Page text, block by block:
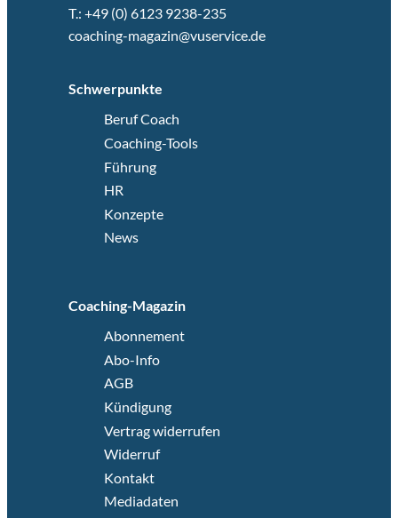
T.: +49 (0) 6123 9238-235
coaching-magazin@vuservice.de
Schwerpunkte
Beruf Coach
Coaching-Tools
Führung
HR
Konzepte
News
Coaching-Magazin
Abonnement
Abo-Info
AGB
Kündigung
Vertrag widerrufen
Widerruf
Kontakt
Mediadaten